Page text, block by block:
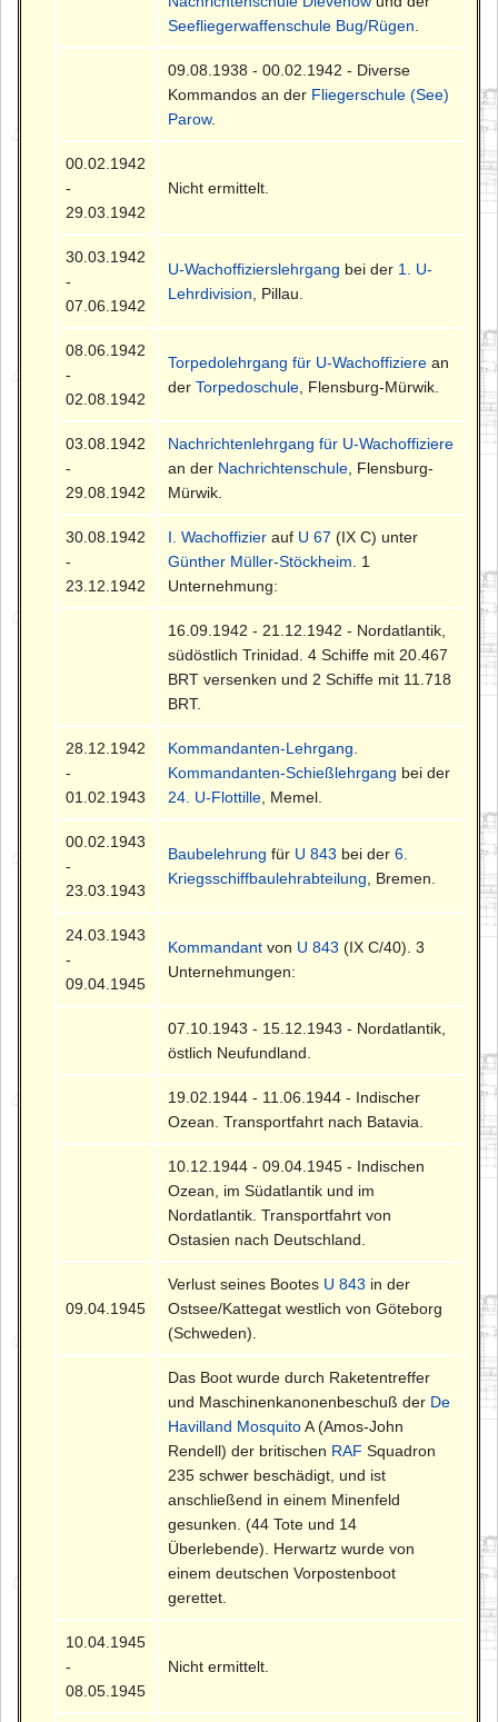
Seefliegerwaffenschule Bug/Rügen
09.08.1938 - 00.02.1942 - Diverse
Kommandos an der Fliegerschule (See)
Parow.
00.02.1942
-
29.03.1942
Nicht ermittelt.
30.03.1942
-
07.06.1942
U-Wachoffizierslehrgang bei der 1. U-
Lehrdivision , Pillau.
08.06.1942
-
02.08.1942
Torpedolehrgang für U-Wachoffiziere an
derTorpedoschule , Flensburg-Mürwik.
03.08.1942
-
29.08.1942
Nachrichtenlehrgang für U-Wachoffiziere
an der Nachrichtenschule , Flensburg-
Mürwik.
30.08.1942
-
23.12.1942
I. Wachoffizier auf U 67 (IX C) unter
Günther Müller-Stöckheim . 1
Unternehmung:
16.09.1942 - 21.12.1942 - Nordatlantik,
südöstlich Trinidad. 4 Schiffe mit 20.467
BRT versenken und 2 Schiffe mit 11.718
BRT.
28.12.1942
-
01.02.1943
Kommandanten-Lehrgang
Kommandanten-Schießlehrgang bei der
24. U-Flottille , Memel.
00.02.1943
-
23.03.1943
Baubelehrung für U 843 bei der6.
Kriegsschiffbaulehrabteilung , Bremen.
24.03.1943
-
09.04.1945
Kommandant von U 843 (IX C/40). 3
Unternehmungen:
07.10.1943 - 15.12.1943 - Nordatlantik,
östlich Neufundland.
19.02.1944 - 11.06.1944 - Indischer
Ozean. Transportfahrt nach Batavia.
10.12.1944 - 09.04.1945 - Indischen
Ozean, im Südatlantik und im
Nordatlantik. Transportfahrt von
Ostasien nach Deutschland.
09.04.1945
Verlust seines Bootes U 843 in der
Ostsee/Kattegat westlich von Göteborg
(Schweden).
Das Boot wurde durch Raketentreffer
und Maschinenkanonenbeschuß der De
Havilland MosquitoA (Amos-John
Rendell) der britischen RAF Squadron
235 schwer beschädigt, und ist
anschließend in einem Minenfeld
gesunken. (44 Tote und 14
Überlebende). Herwartz wurde von
einem deutschen Vorpostenboot
gerettet.
10.04.1945
-
08.05.1945
Nicht ermittelt.